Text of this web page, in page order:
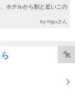
ホテルから割と近いこの
by higuさん